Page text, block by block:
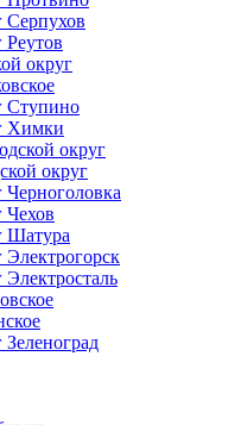
Серпухов
Реутов
округ
Ступино
Химки
округ
округ
Черноголовка
Чехов
Шатура
Электрогорск
Электросталь
Зеленоград